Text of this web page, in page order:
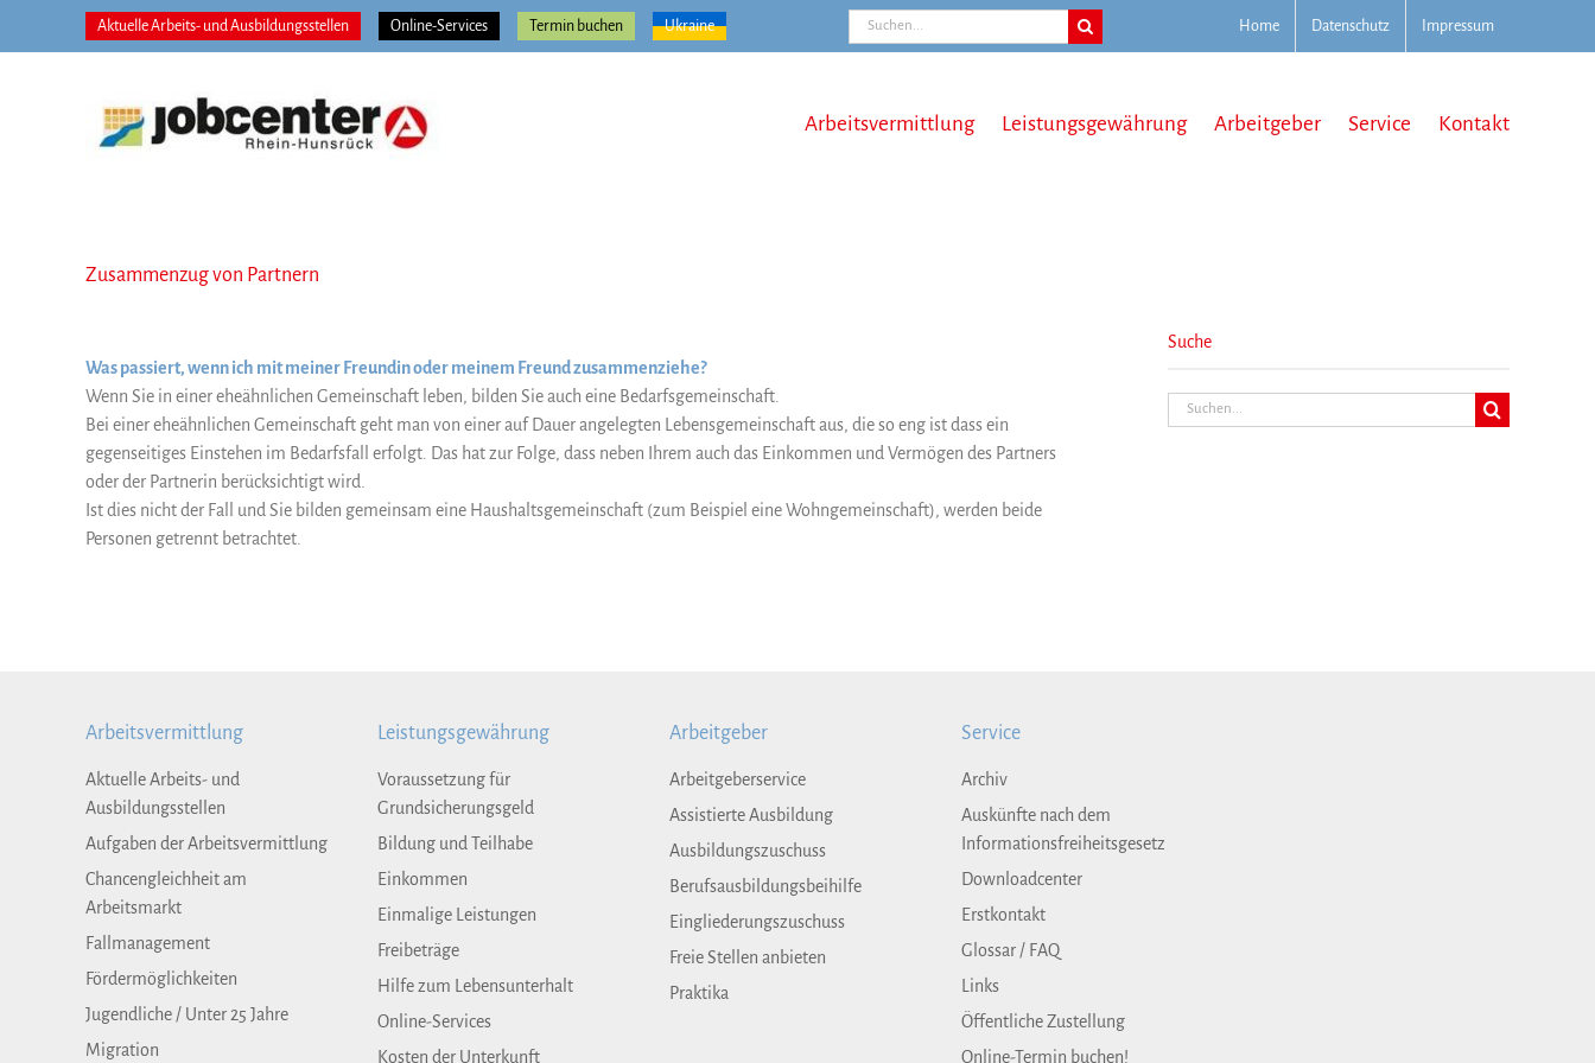
Aktuelle Arbeits- und Ausbildungsstellen Online-Services Termin buchen Ukraine
Suche
nach:
Home Datenschutz Impressum
Arbeitsvermittlung Leistungsgewährung Arbeitgeber Service Kontakt
Zusammenzug von Partnern
Was passiert, wenn ich mit meiner Freundin oder meinem Freund zusammenziehe?
Wenn Sie in einer eheähnlichen Gemeinschaft leben, bilden Sie auch eine Bedarfsgemeinschaft.
Bei einer eheähnlichen Gemeinschaft geht man von einer auf Dauer angelegten Lebensgemeinschaft aus, die so eng ist dass ein
gegenseitiges Einstehen im Bedarfsfall erfolgt. Das hat zur Folge, dass neben Ihrem auch das Einkommen und Vermögen des Partners
oder der Partnerin berücksichtigt wird.
Ist dies nicht der Fall und Sie bilden gemeinsam eine Haushaltsgemeinschaft (zum Beispiel eine Wohngemeinschaft), werden beide
Personen getrennt betrachtet.
Suche
Suche
Arbeitsvermittlung
Aktuelle Arbeits- und
Ausbildungsstellen
Aufgaben der Arbeitsvermittlung
Chancengleichheit am
Arbeitsmarkt
Fallmanagement
Fördermöglichkeiten
Jugendliche / Unter 25 Jahre
Migration
Leistungsgewährung
Voraussetzung für
Grundsicherungsgeld
Bildung und Teilhabe
Einkommen
Einmalige Leistungen
Freibeträge
Hilfe zum Lebensunterhalt
Online-Services
Kosten der Unterkunft
Arbeitgeber
Arbeitgeberservice
Assistierte Ausbildung
Ausbildungszuschuss
Berufsausbildungsbeihilfe
Eingliederungszuschuss
Freie Stellen anbieten
Praktika
Service
Archiv
Auskünfte nach dem
Informationsfreiheitsgesetz
Downloadcenter
Erstkontakt
Glossar / FAQ
Links
Öffentliche Zustellung
Online-Termin buchen!